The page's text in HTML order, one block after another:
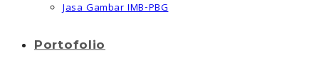
Jasa Gambar IMB-PBG
Portofolio